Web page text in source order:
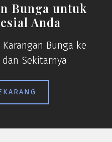
Bunga untuk
Anda
Bunga ke
Sekitarnya